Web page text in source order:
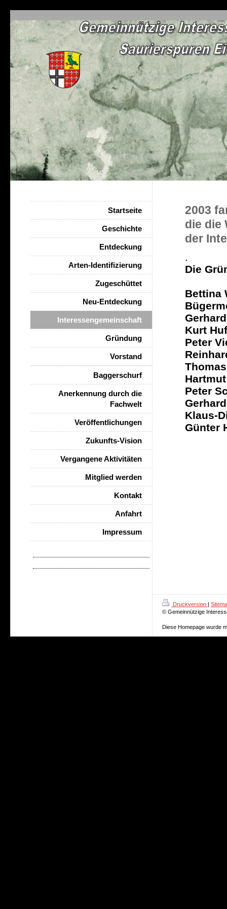
2003
die die
der
.
Die
Bettina
Kurt
Peter
Peter
Klaus-
Günter
Startseite
Geschichte
Entdeckung
Arten-Identifizierung
Zugeschüttet
Neu-Entdeckung
Interessengemeinschaft
Gründung
Vorstand
Baggerschurf
Anerkennung durch die
Fachwelt
Veröffentlichungen
Zukunfts-Vision
Vergangene Aktivitäten
Mitglied werden
Kontakt
Anfahrt
Impressum
Druckversion |
© Gemeinnützige
Diese Homepage wurde